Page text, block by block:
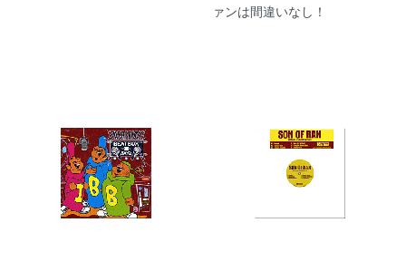
ァンは間違いなし！